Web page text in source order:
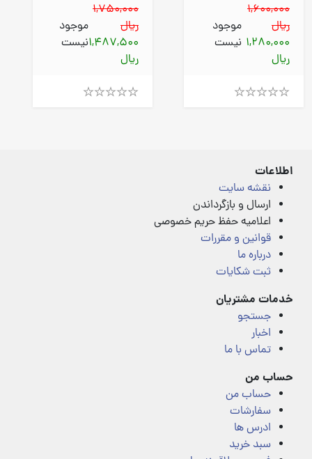
1,750,000
ریال
1,487,500
ریال
موجود
نیست
1,600,000
ریال
1,280,000
ریال
موجود
نیست
اطلاعات
نقشه سایت
ارسال و بازگرداندن
اعلامیه حفظ حریم خصوصی
قوانین و مقررات
درباره ما
ثبت شکایات
خدمات مشتریان
جستجو
اخبار
تماس با ما
حساب من
حساب من
سفارشات
ادرس ها
سبد خرید